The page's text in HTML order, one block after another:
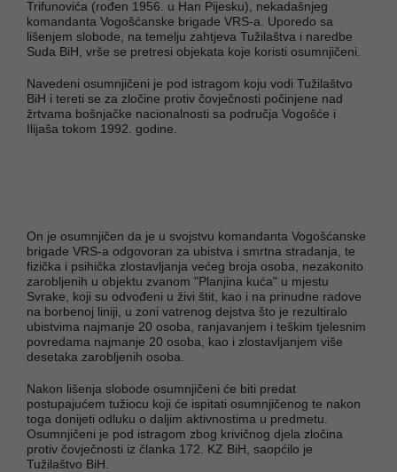
Trifunovića (rođen 1956. u Han Pijesku), nekadašnjeg
komandanta Vogošćanske brigade VRS-a. Uporedo sa
lišenjem slobode, na temelju zahtjeva Tužilaštva i naredbe
Suda BiH, vrše se pretresi objekata koje koristi osumnjičeni.
Navedeni osumnjičeni je pod istragom koju vodi Tužilaštvo
BiH i tereti se za zločine protiv čovječnosti počinjene nad
žrtvama bošnjačke nacionalnosti sa područja Vogošće i
Ilijaša tokom 1992. godine.
On je osumnjičen da je u svojstvu komandanta Vogošćanske
brigade VRS-a odgovoran za ubistva i smrtna stradanja, te
fizička i psihička zlostavljanja većeg broja osoba, nezakonito
zarobljenih u objektu zvanom "Planjina kuća" u mjestu
Svrake, koji su odvođeni u živi štit, kao i na prinudne radove
na borbenoj liniji, u zoni vatrenog dejstva što je rezultiralo
ubistvima najmanje 20 osoba, ranjavanjem i teškim tjelesnim
povredama najmanje 20 osoba, kao i zlostavljanjem više
desetaka zarobljenih osoba.
Nakon lišenja slobode osumnjičeni će biti predat
postupajućem tužiocu koji će ispitati osumnjičenog te nakon
toga donijeti odluku o daljim aktivnostima u predmetu.
Osumnjičeni je pod istragom zbog krivičnog djela zločina
protiv čovječnosti iz članka 172. KZ BiH, saopćilo je
Tužilaštvo BiH.